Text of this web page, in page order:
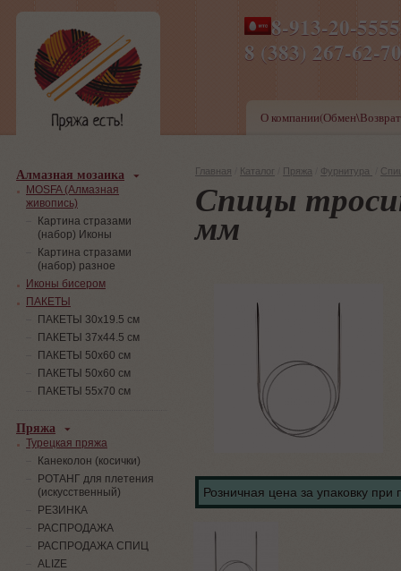
8-913-20-
8 (383) 267-
ПН-ПТ 8-17,СБ-ВС 9-
О
Главная Каталог Пряжа Фурнитура
Спицы
мм
Розничная цена за упаковку при
Алмазная мозаика
MOSFA (Алмазная
живопись)
Картина стразами
(набор) Иконы
Картина стразами
(набор) разное
Иконы бисером
ПАКЕТЫ
ПАКЕТЫ 30х19.5 см
ПАКЕТЫ 37х44.5 см
ПАКЕТЫ 50х60 см
ПАКЕТЫ 50х60 см
ПАКЕТЫ 55х70 см
Пряжа
Турецкая пряжа
Канеколон (косички)
РОТАНГ для плетения
(искусственный)
PЕЗИНКА
РАСПРОДАЖА
РАСПРОДАЖА СПИЦ
ALIZE